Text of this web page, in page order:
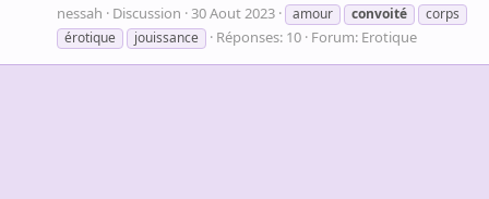
nessah Discussion 30 Aout 2023 amour convoité
corps
érotique
jouissance Réponses: 10 Forum: Erotique